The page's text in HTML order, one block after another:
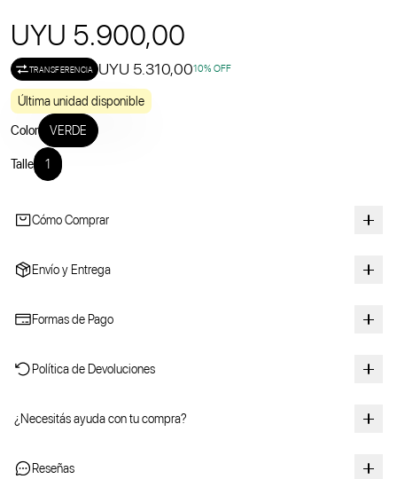
UYU 5.900,00
TRANSFERENCIA UYU 5.310,0010% OFF
Última unidad disponible
Color VERDE
Talle 1
Cómo Comprar
Envío y Entrega
Formas de Pago
Política de Devoluciones
¿Necesitás ayuda con tu compra?
Reseñas